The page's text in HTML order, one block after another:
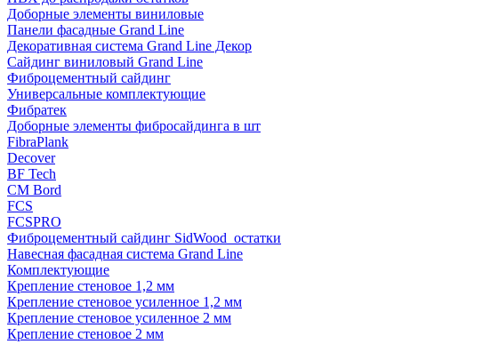
Доборные элементы виниловые
Панели фасадные Grand Line
Декоративная система Grand Line Декор
Сайдинг виниловый Grand Line
Фиброцементный сайдинг
Универсальные комплектующие
Фибратек
Доборные элементы фибросайдинга в шт
FibraPlank
Decover
BF Tech
CM Bord
FCS
FCSPRO
Фиброцементный сайдинг SidWood_остатки
Навесная фасадная система Grand Line
Комплектующие
Крепление стеновое 1,2 мм
Крепление стеновое усиленное 1,2 мм
Крепление стеновое усиленное 2 мм
Крепление стеновое 2 мм